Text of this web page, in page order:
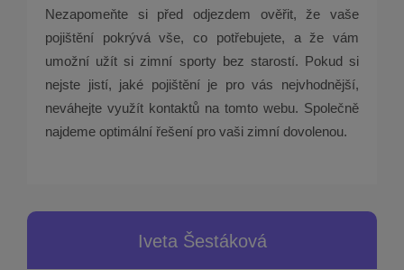
Nezapomeňte si před odjezdem ověřit, že vaše
pojištění pokrývá vše, co potřebujete, a že vám
umožní užít si zimní sporty bez starostí. Pokud si
nejste jistí, jaké pojištění je pro vás nejvhodnější,
neváhejte využít kontaktů na tomto webu. Společně
najdeme optimální řešení pro vaši zimní dovolenou.
Iveta Šestáková